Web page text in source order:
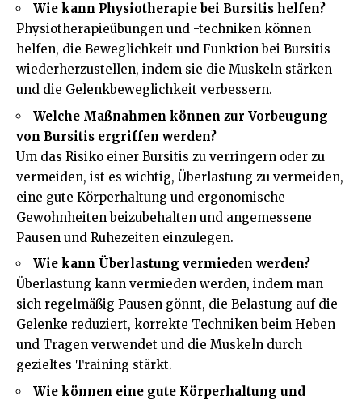
Wie kann Physiotherapie bei Bursitis helfen?
Physiotherapieübungen und -techniken können
helfen, die Beweglichkeit und Funktion bei Bursitis
wiederherzustellen, indem sie die Muskeln stärken
und die Gelenkbeweglichkeit verbessern.
Welche Maßnahmen können zur Vorbeugung
von Bursitis ergriffen werden?
Um das Risiko einer Bursitis zu verringern oder zu
vermeiden, ist es wichtig, Überlastung zu vermeiden,
eine gute Körperhaltung und ergonomische
Gewohnheiten beizubehalten und angemessene
Pausen und Ruhezeiten einzulegen.
Wie kann Überlastung vermieden werden?
Überlastung kann vermieden werden, indem man
sich regelmäßig Pausen gönnt, die Belastung auf die
Gelenke reduziert, korrekte Techniken beim Heben
und Tragen verwendet und die Muskeln durch
gezieltes Training stärkt.
Wie können eine gute Körperhaltung und